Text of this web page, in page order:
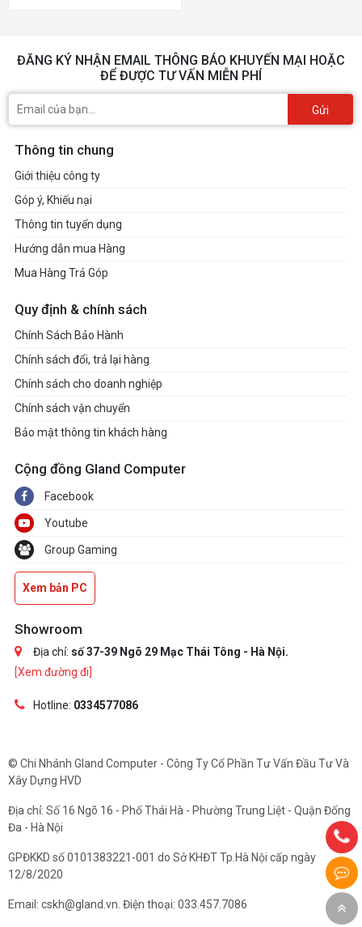
ĐĂNG KÝ NHẬN EMAIL THÔNG BÁO KHUYẾN MẠI HOẶC
ĐỂ ĐƯỢC TƯ VẤN MIỄN PHÍ
Gửi
Thông tin chung
Giới thiệu công ty
Góp ý, Khiếu nại
Thông tin tuyển dụng
Hướng dẫn mua Hàng
Mua Hàng Trả Góp
Quy định & chính sách
Chính Sách Bảo Hành
Chính sách đổi, trả lại hàng
Chính sách cho doanh nghiệp
Chính sách vận chuyển
Bảo mật thông tin khách hàng
Cộng đồng Gland Computer
Facebook
Youtube
Group Gaming
Xem bản PC
Showroom
Địa chỉ: số 37-39 Ngõ 29 Mạc Thái Tông - Hà Nội.
[Xem đường đi]
Hotline: 0334577086
© Chi Nhánh Gland Computer - Công Ty Cổ Phần Tư Vấn Đầu Tư Và
Xây Dựng HVD
Địa chỉ: Số 16 Ngõ 16 - Phố Thái Hà - Phường Trung Liệt - Quận Đống
Đa - Hà Nội
GPĐKKD số 0101383221-001 do Sở KHĐT Tp.Hà Nội cấp ngày
12/8/2020
Email: cskh@gland.vn. Điện thoại: 033.457.7086